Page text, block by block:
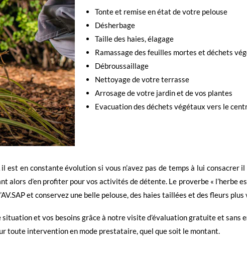
Tonte et remise en état de votre pelouse
Désherbage
Taille des haies, élagage
Ramassage des feuilles mortes et déchets
Débroussaillage
Nettoyage de votre terrasse
Arrosage de votre jardin et de vos plantes
Evacuation des déchets végétaux vers le
est en constante évolution si vous n’avez pas de temps à lui
alors d’en profiter pour vos activités de détente. Le proverbe « l’herbe
et conservez une belle pelouse, des haies taillées et des fleurs
et vos besoins grâce à notre visite d’évaluation gratuite et sans
toute intervention en mode prestataire, quel que soit le montant.